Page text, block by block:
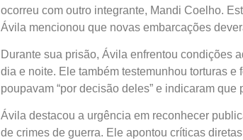
ocorreu com outro integrante, Mandi Coelho.
Ávila mencionou que novas embarcações
Durante sua prisão, Ávila enfrentou condições
dia e noite. Ele também testemunhou torturas
poupavam “por decisão deles” e indicaram
Ávila destacou a urgência em reconhecer
de crimes de guerra. Ele apontou críticas